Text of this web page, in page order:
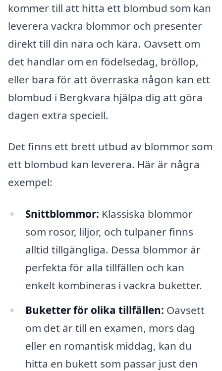
kommer till att hitta ett blombud som kan
leverera vackra blommor och presenter
direkt till din nära och kära. Oavsett om
det handlar om en födelsedag, bröllop,
eller bara för att överraska någon kan ett
blombud i Bergkvara hjälpa dig att göra
dagen extra speciell.
Det finns ett brett utbud av blommor som
ett blombud kan leverera. Här är några
exempel:
Snittblommor: Klassiska blommor
som rosor, liljor, och tulpaner finns
alltid tillgängliga. Dessa blommor är
perfekta för alla tillfällen och kan
enkelt kombineras i vackra buketter.
Buketter för olika tillfällen: Oavsett
om det är till en examen, mors dag
eller en romantisk middag, kan du
hitta en bukett som passar just den